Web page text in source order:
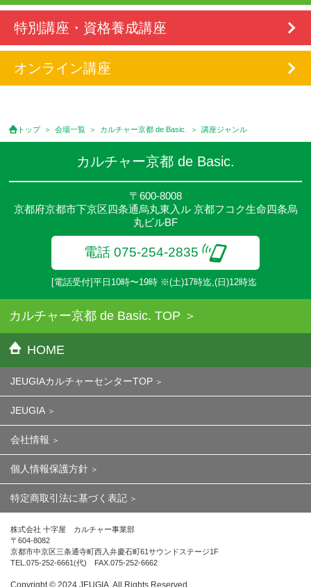
特別講座・資格養成講座
オンライン講座
トップ 会場一覧 カルチャー京都 de Basic. 講座ジャンル
カルチャー京都 de Basic.
〒600-8008
京都府京都市下京区四条通烏丸東入ル 京都フコク生命四条烏
丸ビルBF
電話 075-254-2835
[電話受付]平日10時〜19時 ※(土)17時迄,(日)12時迄
カルチャー京都 de Basic. TOP
HOME
JEUGIAカルチャーセンターTOP
JEUGIA
会社情報
個人情報保護方針
特定商取引法に基づく表記
株式会社 十字屋 カルチャー事業部
〒604-8082
京都市中京区三条通寺町西入弁慶石町61サウンドステージ1F
TEL.075-252-6661(代) FAX.075-252-6662
Copyright ©︎ 2024 JEUGIA. All Rights Reserved.